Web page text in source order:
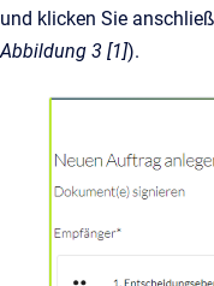
und klicken Sie
Abbildung 3 [1]).